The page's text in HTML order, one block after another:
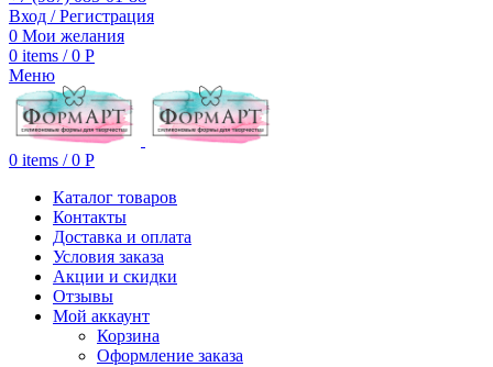
Вход / Регистрация
0 Мои желания
0 items / 0 Р
Меню
0 items / 0 Р
Каталог товаров
Контакты
Доставка и оплата
Условия заказа
Акции и скидки
Отзывы
Мой аккаунт
Корзина
Оформление заказа